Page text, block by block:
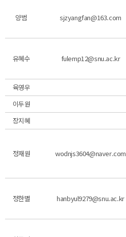
양범 sjzyangfan@163.com
유혜수 fulemp12@snu.ac.kr
육영우
이두원
장지혜
정재원 wodnjs3604@naver.com
정한별 hanbyul9279@snu.ac.kr